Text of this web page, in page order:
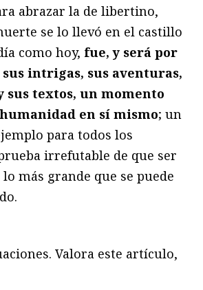
abrazar la de libertino,
se lo llevó en el castillo
como hoy, fue, y será por
intrigas, sus aventuras,
sus textos, un momento
en sí mismo; un
para todos los
irrefutable de que ser
más grande que se puede
Valora este artículo,